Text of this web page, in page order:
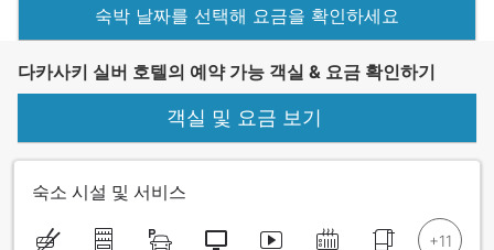
숙박 날짜를 선택해 요금을 확인하세요
다카사키 실버 호텔의 예약 가능 객실 & 요금 확인하기
객실 및 요금 보기
숙소 시설 및 서비스